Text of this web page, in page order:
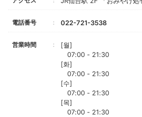
電話番号 022-721-3538
営業時間
[월]
07:00 - 21:30
[화]
07:00 - 21:30
[수]
07:00 - 21:30
[목]
07:00 - 21:30